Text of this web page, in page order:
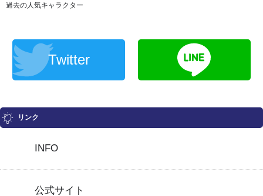
過去の人気キャラクター
Twitter
リンク
INFO
公式サイト